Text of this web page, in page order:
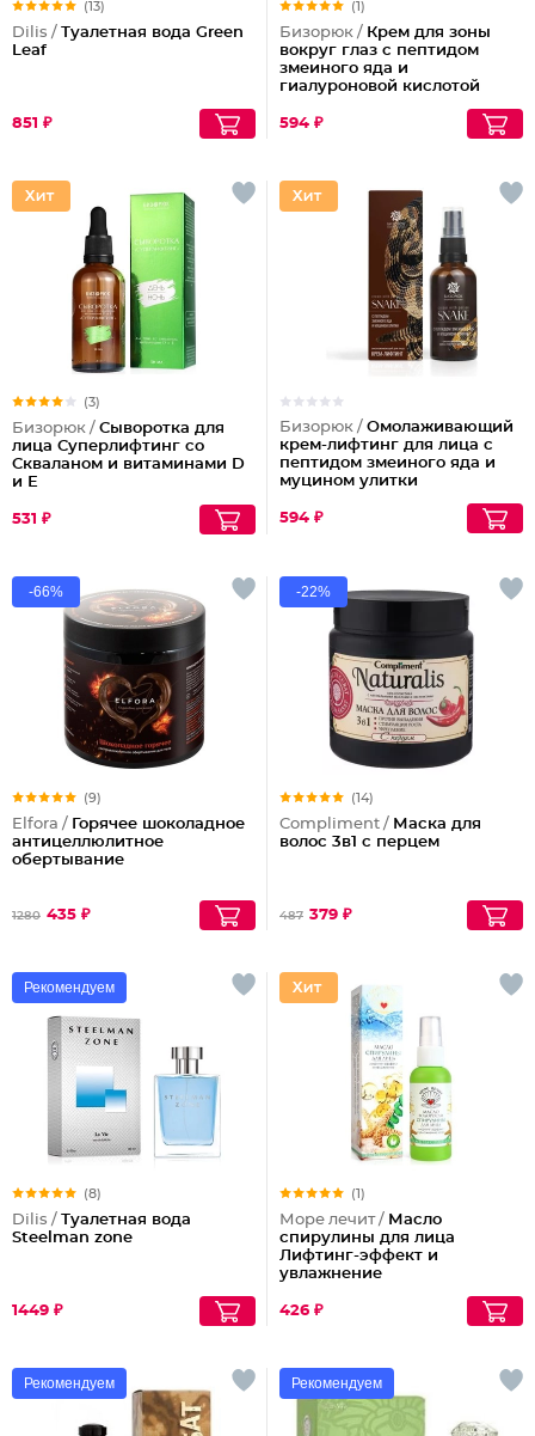
(13)
Dilis / Туалетная вода Green
Leaf
851 ₽
(1)
Бизорюк / Крем для зоны
вокруг глаз с пептидом
змеиного яда и
гиалуроновой кислотой
594 ₽
(3)
Бизорюк / Сыворотка для
лица Суперлифтинг со
Скваланом и витаминами D
и Е
531 ₽
Бизорюк / Омолаживающий
крем-лифтинг для лица с
пептидом змеиного яда и
муцином улитки
594 ₽
-66%
(9)
Elfora / Горячее шоколадное
антицеллюлитное
обертывание
1280 435 ₽
-22%
(14)
Compliment / Маска для
волос 3в1 с перцем
487 379 ₽
Рекомендуем
(8)
Dilis / Туалетная вода
Steelman zone
1449 ₽
(1)
Море лечит / Масло
спирулины для лица
Лифтинг-эффект и
увлажнение
426 ₽
Рекомендуем Рекомендуем